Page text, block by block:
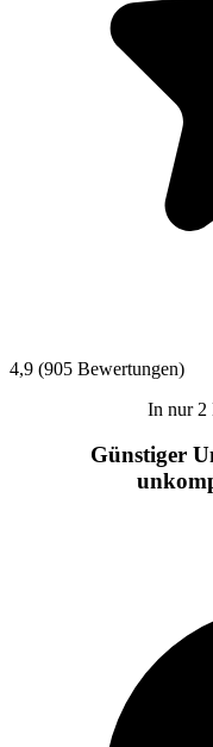
4,9 (905 Bewertungen)
In nur 2
Günstiger